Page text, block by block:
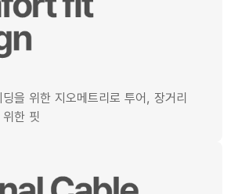
을 위한 지오메트리로 투어, 장거리
한 핏